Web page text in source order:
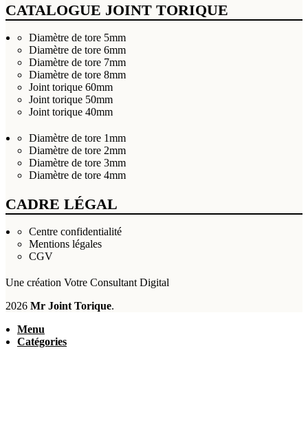
CATALOGUE JOINT TORIQUE
Diamètre de tore 5mm
Diamètre de tore 6mm
Diamètre de tore 7mm
Diamètre de tore 8mm
Joint torique 60mm
Joint torique 50mm
Joint torique 40mm
Diamètre de tore 1mm
Diamètre de tore 2mm
Diamètre de tore 3mm
Diamètre de tore 4mm
CADRE LÉGAL
Centre confidentialité
Mentions légales
CGV
Une création Votre Consultant Digital
2026 Mr Joint Torique.
Menu
Catégories